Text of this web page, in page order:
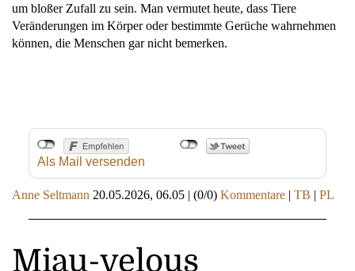
um bloßer Zufall zu sein. Man vermutet heute, dass Tiere
Veränderungen im Körper oder bestimmte Gerüche wahrnehmen
können, die Menschen gar nicht bemerken.
Als Mail versenden
Anne Seltmann 20.05.2026, 06.05 | (0/0) Kommentare | TB | PL
Miau-velous